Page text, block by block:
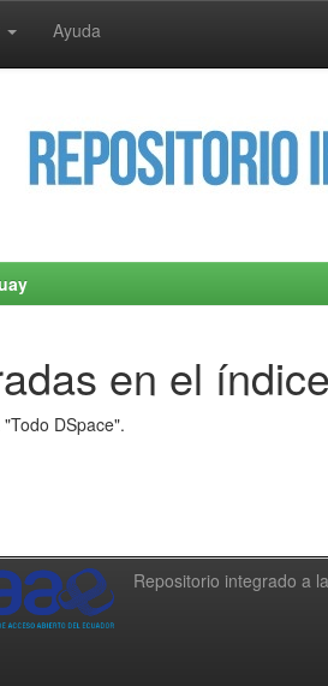
Ayuda
en el
DSpace".
Repositorio integrado a